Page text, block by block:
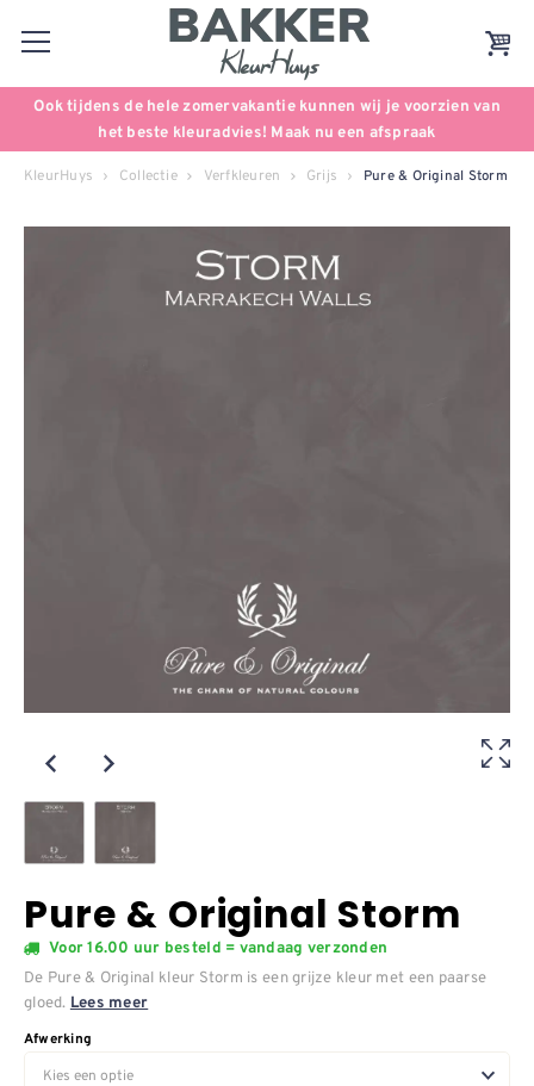
Ook tijdens de hele zomervakantie kunnen wij je voorzien van
het beste kleuradvies! Maak nu een afspraak
KleurHuys Collectie Verfkleuren Grijs Pure & Original Storm
Pure & Original Storm
Voor 16.00 uur besteld = vandaag verzonden
De Pure & Original kleur Storm is een grijze kleur met een paarse
gloed. Lees meer
Afwerking